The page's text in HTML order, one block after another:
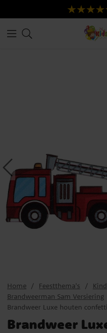
Home Feestthema's
Brandweerman Sam Versiering
Brandweer Luxe houten confetti
Brandweer